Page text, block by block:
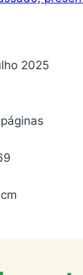
: ‎ 29 julho 2025
: ‎ 296 páginas
cm